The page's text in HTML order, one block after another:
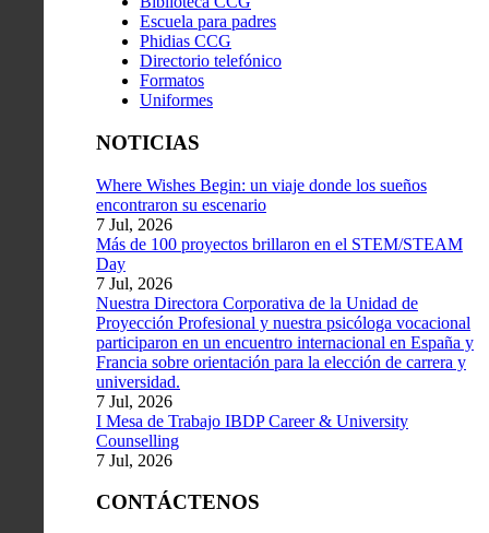
Escuela para padres
Phidias CCG
Directorio telefónico
Formatos
Uniformes
NOTICIAS
Where Wishes Begin: un viaje donde los sueños
encontraron su escenario
7 Jul, 2026
Más de 100 proyectos brillaron en el STEM/STEAM
Day
7 Jul, 2026
Nuestra Directora Corporativa de la Unidad de
Proyección Profesional y nuestra psicóloga vocacional
participaron en un encuentro internacional en España y
Francia sobre orientación para la elección de carrera y
universidad.
7 Jul, 2026
I Mesa de Trabajo IBDP Career & University
Counselling
7 Jul, 2026
CONTÁCTENOS